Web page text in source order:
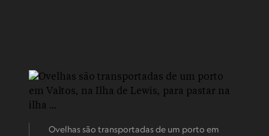
Ovelhas são transportadas de um porto em